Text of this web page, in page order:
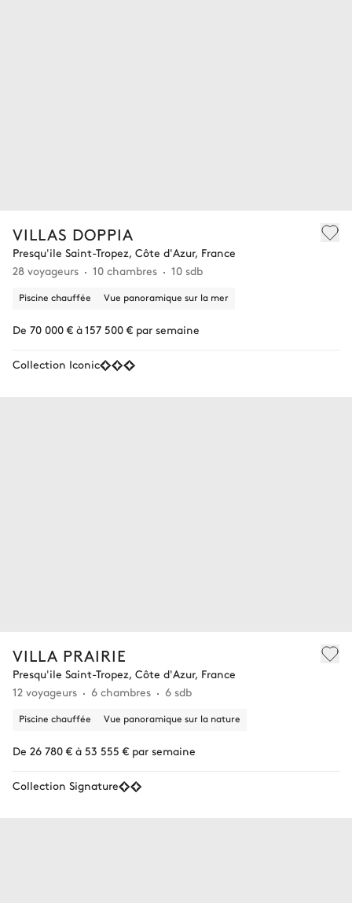
VILLAS DOPPIA
Presqu'ile Saint-Tropez, Côte d'Azur, France
28 voyageurs
10 chambres 10 sdb
Piscine chauffée Vue panoramique sur la mer
De 70 000 € à 157 500 € par semaine
Collection Iconic
VILLA PRAIRIE
Presqu'ile Saint-Tropez, Côte d'Azur, France
12 voyageurs
6 chambres 6 sdb
Piscine chauffée Vue panoramique sur la nature
De 26 780 € à 53 555 € par semaine
Collection Signature